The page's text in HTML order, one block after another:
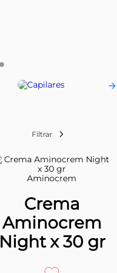
Filtrar
Aminocrem
Crema
Aminocrem
Night x 30 gr